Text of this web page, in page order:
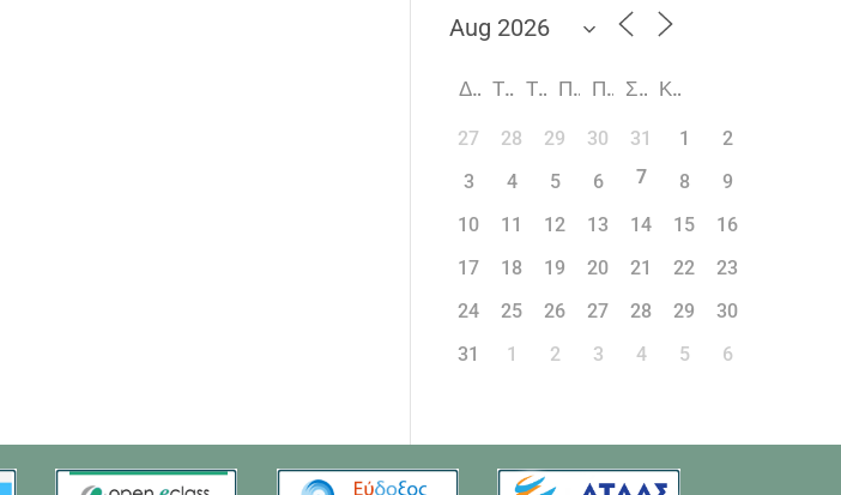
Δ Τ Τ Π Π Σ Κ
27 28 29 30 31 1
2
3
4 5 6 7 8
9
10
11 12 13 14 15
16
17
18 19 20 21 22
23
24
25 26 27 28 29
30
31
1 2 3 4 5 6